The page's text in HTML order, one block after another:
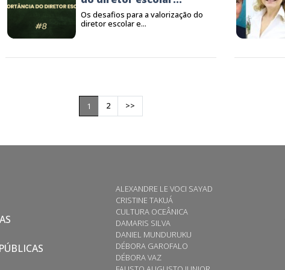
Os desafios para a valorização do
diretor escolar e...
1 2 >>
ALEXANDRE LE VOCI SAYAD
CRISTINE TAKUÁ
CULTURA OCEÂNICA
DAMARIS SILVA
DANIEL MUNDURUKU
DÉBORA GAROFALO
DÉBORA VAZ